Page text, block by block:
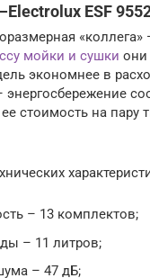
ESF
«коллега»
мойки и сушки они
экономнее в
энергосбережение
стоимость на пару
– 13 комплектов;
– 11 литров;
– 47 дБ;